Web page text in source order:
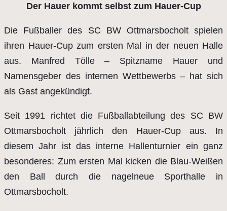
Der Hauer kommt selbst zum Hauer-Cup
Die Fußballer des SC BW Ottmarsbocholt spielen
ihren Hauer-Cup zum ersten Mal in der neuen Halle
aus. Manfred Tölle – Spitzname Hauer und
Namensgeber des internen Wettbewerbs – hat sich
als Gast angekündigt.
Seit 1991 richtet die Fußballabteilung des SC BW
Ottmarsbocholt jährlich den Hauer-Cup aus. In
diesem Jahr ist das interne Hallenturnier ein ganz
besonderes: Zum ersten Mal kicken die Blau-Weißen
den Ball durch die nagel­neue Sporthalle in
Ottmarsbocholt.